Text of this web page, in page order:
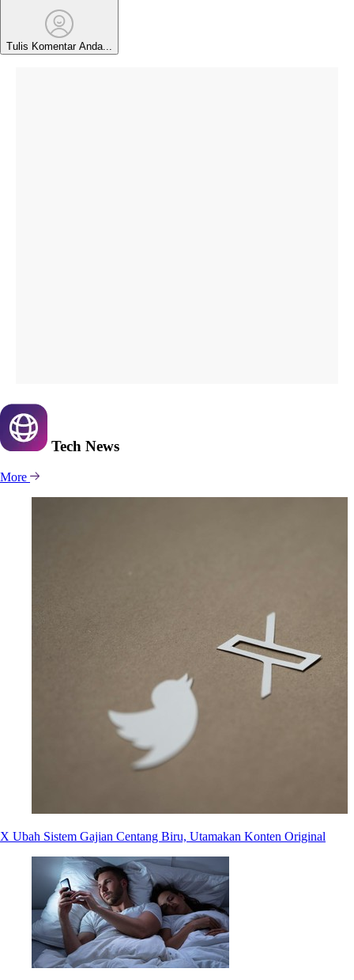
Tulis Komentar Anda...
Tech News
More
X Ubah Sistem Gajian Centang Biru, Utamakan Konten Original